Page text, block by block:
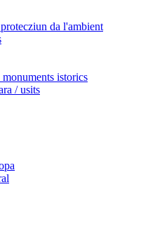
da l'ambient
istorics
/ usits